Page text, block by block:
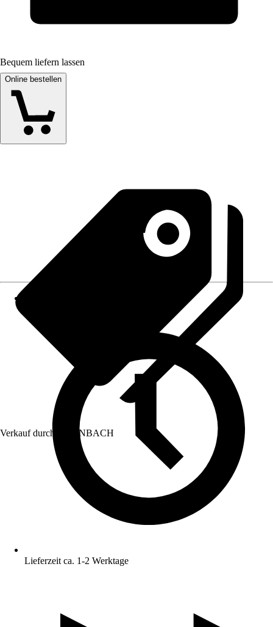
Bequem liefern lassen
Online bestellen
Verkauf durch: HORNBACH
Lieferzeit ca. 1-2 Werktage